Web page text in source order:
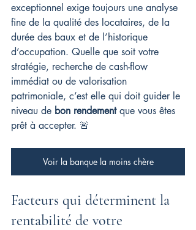
exceptionnel exige toujours une analyse
fine de la qualité des locataires, de la
durée des baux et de l’historique
d’occupation. Quelle que soit votre
stratégie, recherche de cash-flow
immédiat ou de valorisation
patrimoniale, c’est elle qui doit guider le
niveau de bon rendement que vous êtes
prêt à accepter. 🚨
Voir la banque la moins chère
Facteurs qui déterminent la
rentabilité de votre